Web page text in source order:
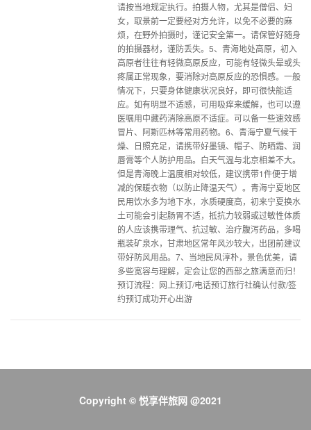
请按当地规定执行。拍摄人物，尤其是僧侣、妇
女，取景前一定要经对方允许，以免不必要的麻
烦，在野外拍摄时，谨记安全第一。请保管好随身
的拍摄器材，谨防丢失。5、青海地处高原，初入
高原者往往有轻微高原反应，可能有轻微头晕或头
疼属正常现象，要消除对高原反应的恐惧感。一般
情况下，只要身体健康状况良好，即可很快能适
应。如有明显不适感，可用吸痒来缓解，也可以遵
医嘱用中藏药消除高原不适症。可以备一些速效感
冒片、阿斯匹林等常用药物。6、青海宁夏气候干
燥、日照充足，请携带好墨镜、帽子、防晒霜、润
唇膏等个人防护用品。白天气温与北京相差不大。
但是青海晚上温度相对较低，建议携带1件便于增
减的保暖衣物（以防止降温天气）。青海宁夏地区
民用饮水多为地下水，水质硬度高，初来宁夏换水
土可能会引起肠胃不适，抵抗力较弱或过敏性体质
的人应该携带理气、抗过敏、治疗腹泻药品，多喝
瓶装矿泉水，甘肃地区常年风沙较大，出团前建议
带好防风用品。7、当地民风淳朴，景色优美，请
多些宽容与理解，定会让您的西部之旅满意而归！
预订流程：网上预订/电话预订旅行社确认付款/签
约预订成功开心出游
Copyright © 悦享伴旅网 @2021